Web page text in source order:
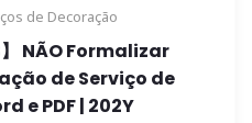
de Decoração
NÃO Formalizar
de Serviço de
e PDF | 202Y